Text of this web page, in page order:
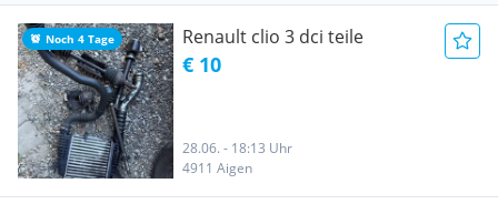
Noch 4 Tage Renault clio 3 dci teile
€ 10
28.06. - 18:13 Uhr
4911 Aigen